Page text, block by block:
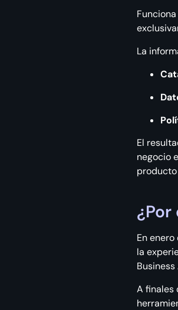
La
El
negocio
producto
En
la
A finales